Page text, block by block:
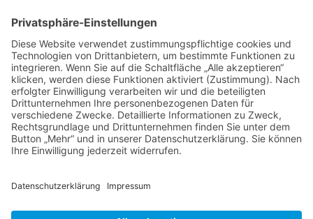
E-Mail
Diese E-Mail-Adresse ist vor Spambots geschützt! Zur Anzeige
muss JavaScript eingeschaltet sein!
Diese E-Mail-Adresse ist vor Spambots geschützt! Zur Anzeige
muss JavaScript eingeschaltet sein!
Telefon Service-Team
Tel: 0261-1349 5200
Tel: 0172-546 19 20